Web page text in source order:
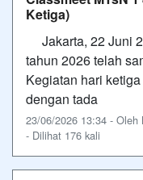
Ketiga)
Jakarta, 22 Juni
tahun 2026 telah
Kegiatan hari
dengan tada
23/06/2026 13:34 -
- Dilihat 176 kali